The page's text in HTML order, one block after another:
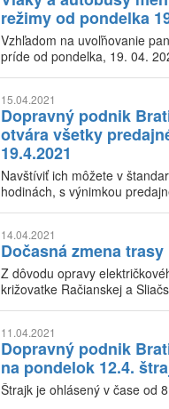
režimy od pondelka
Vzhľadom na uvoľňovanie
príde od pondelka, 19. 04.
15.04.2021
Dopravný podnik
otvára všetky
19.4.2021
Navštíviť ich môžete v
hodinách, s výnimkou
hod..
14.04.2021
Dočasná zmena trasy
Z dôvodu opravy
križovatke Račianskej a
11.04.2021
Dopravný podnik
na pondelok 12.4.
Štrajk je ohlásený v čase od